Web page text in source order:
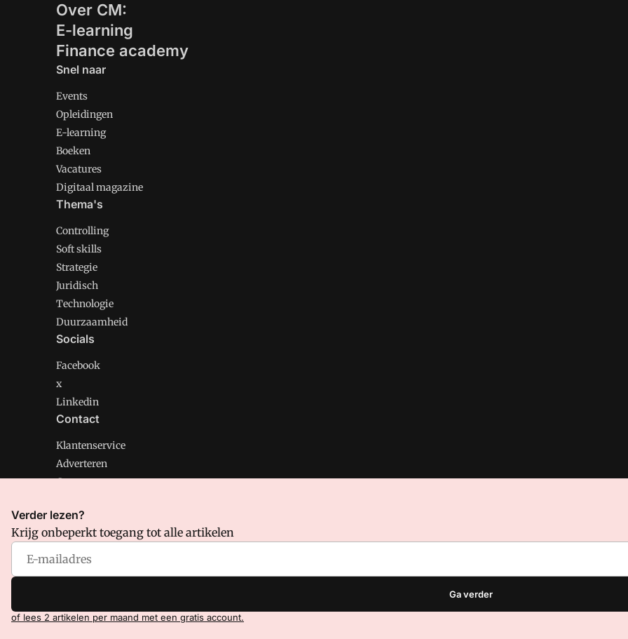
Over CM:
E-learning
Finance academy
Snel naar
Events
Opleidingen
E-learning
Boeken
Vacatures
Digitaal magazine
Thema's
Controlling
Soft skills
Strategie
Juridisch
Technologie
Duurzaamheid
Socials
Facebook
x
Linkedin
Contact
Klantenservice
Adverteren
Contact
CMweb is onderdeel van VMN media. Lees inons manifestwaar VMN media voor staat. Op gebruik van deze site zijn de
Voorwaarden
Verder lezen?
Krijg onbeperkt toegang tot alle artikelen
Ga verder
of lees 2 artikelen per maand met een gratis account.